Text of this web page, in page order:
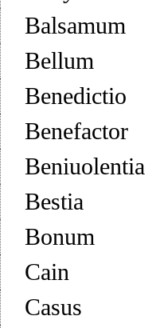
Balsamum
Bellum
Benedictio
Benefactor
Beniuolentia
Bestia
Bonum
Cain
Casus